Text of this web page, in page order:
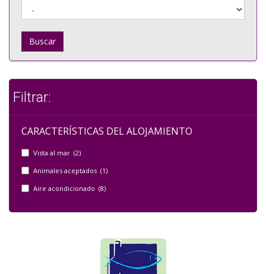
Buscar
Filtrar:
CARACTERÍSTICAS DEL ALOJAMIENTO
Vista al mar (2)
Animales aceptados (1)
Aire acondicionado (8)